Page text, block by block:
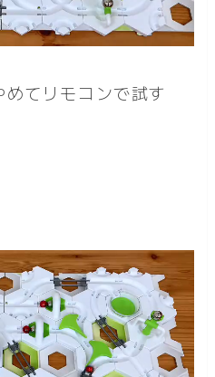
てリモコンで試す